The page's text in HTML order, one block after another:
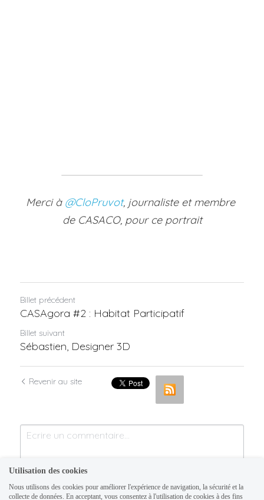
Merci à @CloPruvot, journaliste et membre
de CASACO, pour ce portrait
Billet précédent
CASAgora #2 : Habitat Participatif
Billet suivant
Sébastien, Designer 3D
Revenir au site
Utilisation des cookies
Nous utilisons des cookies pour améliorer l'expérience de navigation, la sécurité et la
collecte de données. En acceptant, vous consentez à l'utilisation de cookies à des fins